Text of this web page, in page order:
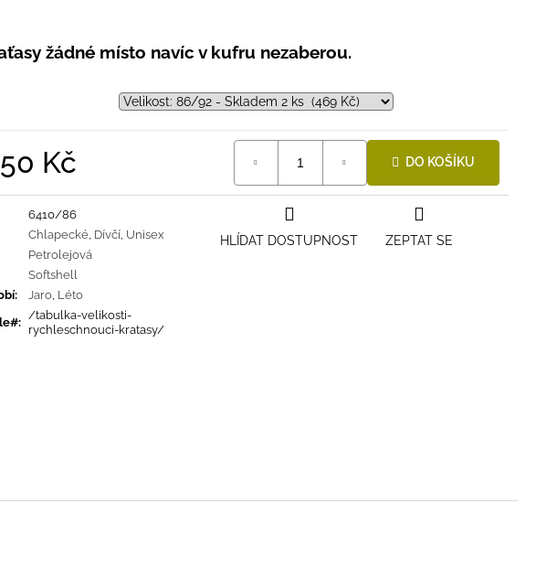
žádné místo navíc v kufru nezaberou.
Kč DO KOŠÍKU
6410/86
Chlapecké Dívčí Unisex
Petrolejová
Softshell
: Jaro Léto
:
/tabulka-velikosti-
rychleschnouci-kratasy/
ZEPTAT SE
HLÍDAT DOSTUPNOST